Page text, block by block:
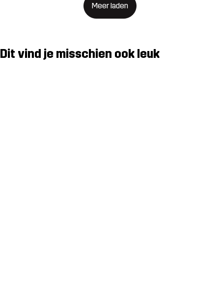
Meer laden
Dit vind je misschien ook leuk